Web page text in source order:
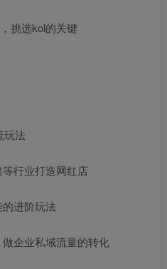
挑选kol的关键
玩法
行业打造网红店
进阶玩法
企业私域流量的转化